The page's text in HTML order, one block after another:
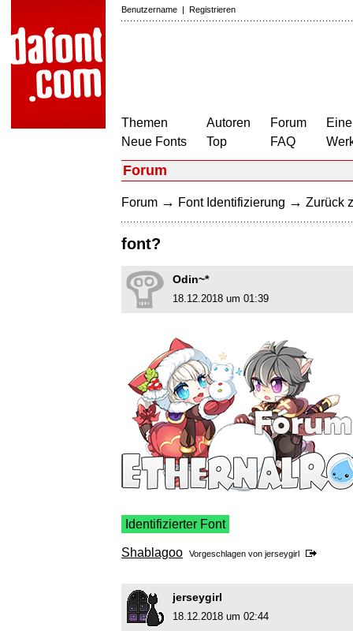
Benutzername | Registrieren
Themen
Neue Fonts
Autoren
Top
Forum
FAQ
Forum
Forum → Font Identifizierung → Zurück
font?
Odin~*
18.12.2018 um 01:39
Identifizierter Font
Shablagoo Vorgeschlagen von jerseygirl
jerseygirl
18.12.2018 um 02:44